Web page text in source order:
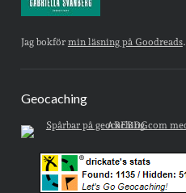
Jag bokför min läsning på Goodreads.
Geocaching